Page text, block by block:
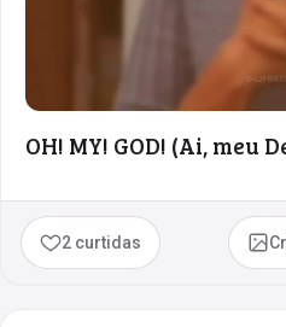
OH! MY! GOD! (Ai, meu
2 curtidas